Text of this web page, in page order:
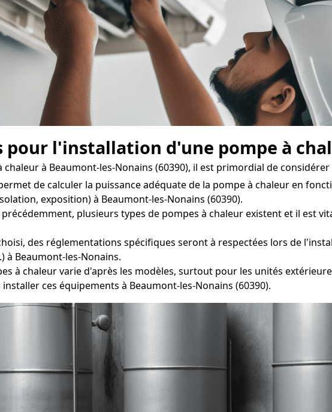
pour l'installation d'une pompe à
à Beaumont-les-Nonains (60390), il est primordial de
de calculer la puissance adéquate de la pompe à chaleur en
exposition) à Beaumont-les-Nonains (60390).
plusieurs types de pompes à chaleur existent et il est
des réglementations spécifiques seront à respectées lors de
à Beaumont-les-Nonains.
à chaleur varie d'après les modèles, surtout pour les unités
ces équipements à Beaumont-les-Nonains (60390).